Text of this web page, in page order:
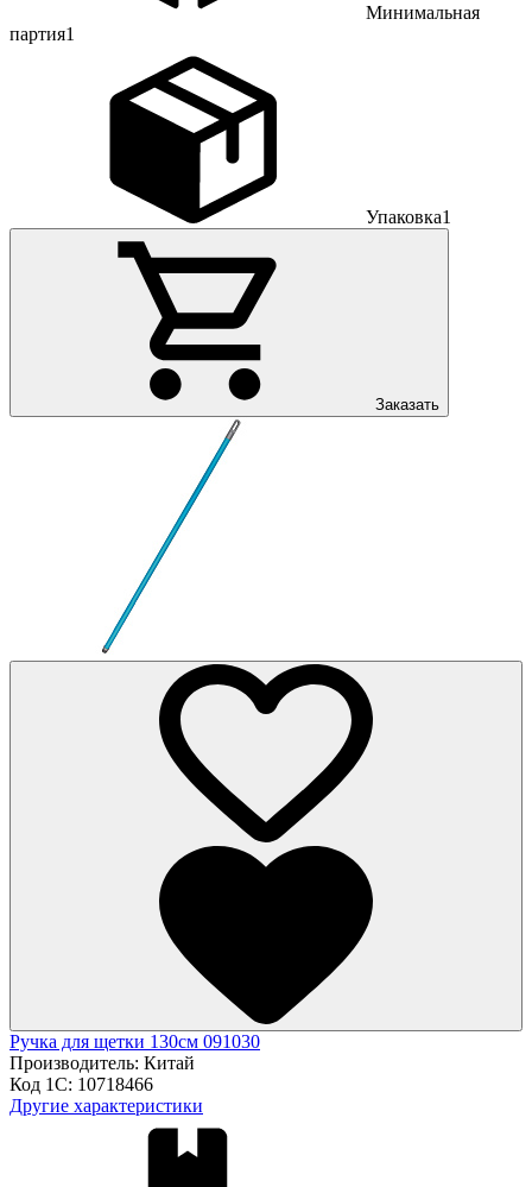
Минимальная
партия1
Упаковка1
Заказать
Ручка для щетки 130см 091030
Производитель: Китай
Код 1С: 10718466
Другие характеристики